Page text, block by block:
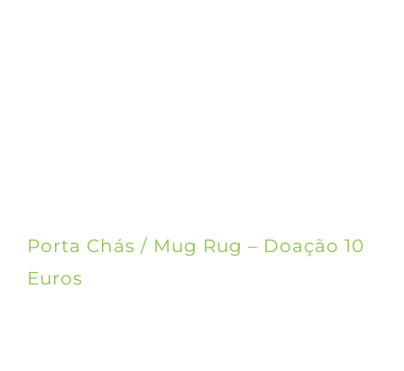
Porta Chás / Mug Rug – Doação 10
Euros